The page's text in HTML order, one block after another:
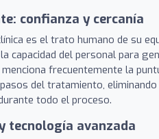
confianza y cercanía
es el trato humano de su
capacidad del personal para
frecuentemente la
del tratamiento,
todo el proceso.
tecnología avanzada